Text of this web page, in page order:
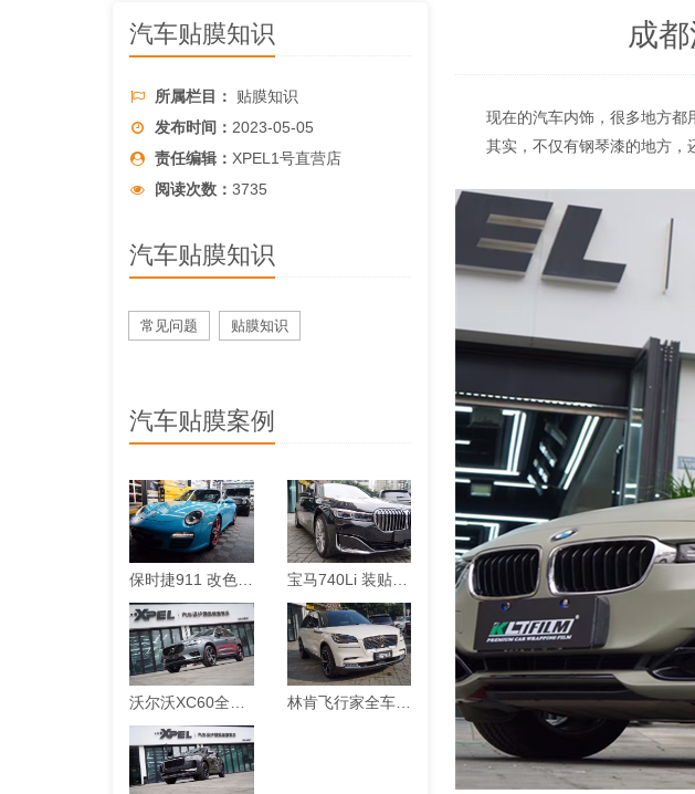
汽车贴膜知识
所属栏目：
贴膜知识
发布时间： 2023-05-05
责任编辑： XPEL1号直营店
阅读次数： 3735
汽车贴膜知识
常见问题 贴膜知识
汽车贴膜案例
宝马740Li 装贴XPEL隐形车衣案例
林肯飞行家全车装贴XPEL-MAX漆面保护膜案例
成
现在的汽车内饰，很多地方都用
其实，不仅有钢琴漆的地方，还